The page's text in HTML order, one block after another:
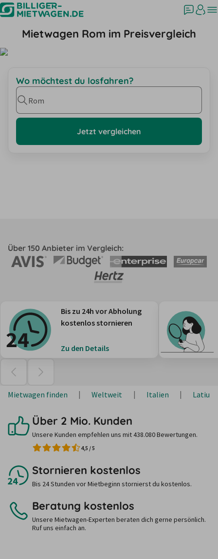
Mietwagen Rom im Preisvergleich
Wo möchtest du losfahren?
Rom
Jetzt vergleichen
Über 150 Anbieter im Vergleich:
Bis zu 24h vor Abholung
kostenlos stornieren
Zu den Details
Mietwagen finden Weltweit Italien Latium
Über 2 Mio. Kunden
Unsere Kunden empfehlen uns mit 438.080 Bewertungen.
4,5 /5
Stornieren kostenlos
Bis 24 Stunden vor Mietbeginn stornierst du kostenlos.
Beratung kostenlos
Unsere Mietwagen-Experten beraten dich gerne persönlich.
Ruf uns einfach an.